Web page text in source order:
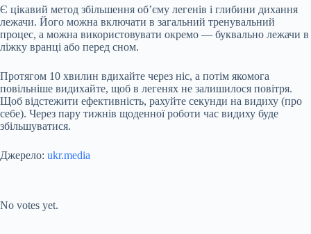
Є цікавий метод збільшення об’єму легенів і глибини дихання
лежачи. Його можна включати в загальний тренувальний
процес, а можна використовувати окремо — буквально лежачи в
ліжку вранці або перед сном.
Протягом 10 хвилин вдихайте через ніс, а потім якомога
повільніше видихайте, щоб в легенях не залишилося повітря.
Щоб відстежити ефективність, рахуйте секунди на видиху (про
себе). Через пару тижнів щоденної роботи час видиху буде
збільшуватися.
Джерело: ukr.media
No votes yet.